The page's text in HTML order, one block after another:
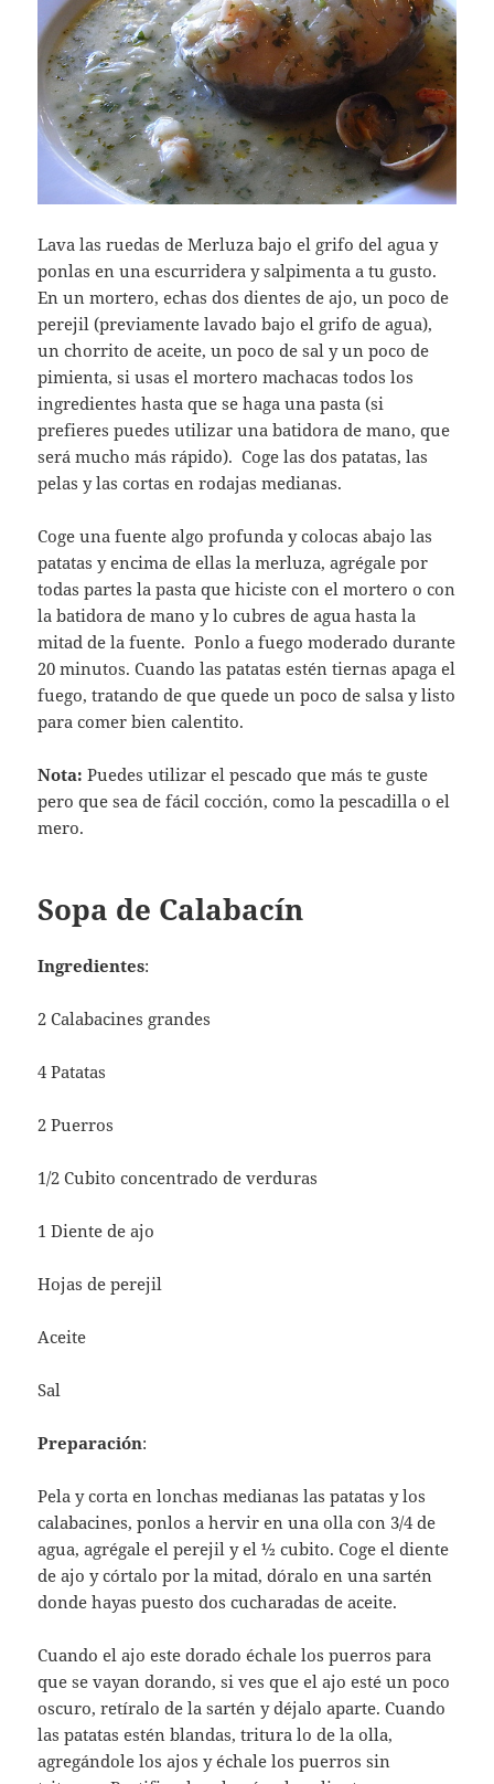
Lava las ruedas de Merluza bajo el grifo del agua y
ponlas en una escurridera y salpimenta a tu gusto.
En un mortero, echas dos dientes de ajo, un poco de
perejil (previamente lavado bajo el grifo de agua),
un chorrito de aceite, un poco de sal y un poco de
pimienta, si usas el mortero machacas todos los
ingredientes hasta que se haga una pasta (si
prefieres puedes utilizar una batidora de mano, que
será mucho más rápido). Coge las dos patatas, las
pelas y las cortas en rodajas medianas.
Coge una fuente algo profunda y colocas abajo las
patatas y encima de ellas la merluza, agrégale por
todas partes la pasta que hiciste con el mortero o con
la batidora de mano y lo cubres de agua hasta la
mitad de la fuente. Ponlo a fuego moderado durante
20 minutos. Cuando las patatas estén tiernas apaga el
fuego, tratando de que quede un poco de salsa y listo
para comer bien calentito.
Nota: Puedes utilizar el pescado que más te guste
pero que sea de fácil cocción, como la pescadilla o el
mero.
Sopa de Calabacín
Ingredientes:
2 Calabacines grandes
4 Patatas
2 Puerros
1/2 Cubito concentrado de verduras
1 Diente de ajo
Hojas de perejil
Aceite
Sal
Preparación:
Pela y corta en lonchas medianas las patatas y los
calabacines, ponlos a hervir en una olla con 3/4 de
agua, agrégale el perejil y el ½ cubito. Coge el diente
de ajo y córtalo por la mitad, dóralo en una sartén
donde hayas puesto dos cucharadas de aceite.
Cuando el ajo este dorado échale los puerros para
que se vayan dorando, si ves que el ajo esté un poco
oscuro, retíralo de la sartén y déjalo aparte. Cuando
las patatas estén blandas, tritura lo de la olla,
agregándole los ajos y échale los puerros sin